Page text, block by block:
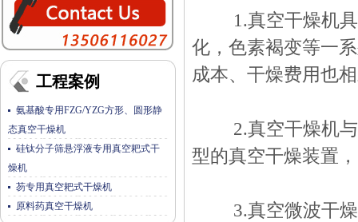
工程案例
氨基酸专用FZG/YZG方形、圆形静
态真空干燥机
硅钛分子筛悬浮液专用真空耙式干
燥机
芴专用真空耙式干燥机
原料药真空干燥机
1.真空干燥机具
化，色素褐变等一
成本、干燥费用也
2.真空干燥机与
型的真空干燥装置
3.真空微波干燥